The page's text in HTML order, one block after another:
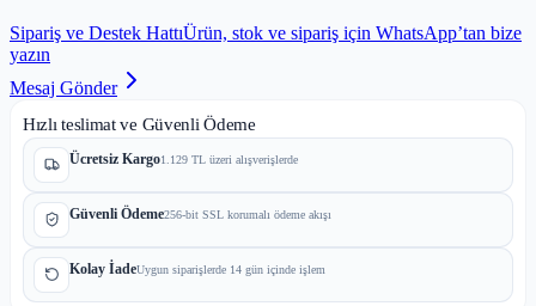
Sipariş ve Destek HattıÜrün, stok ve sipariş için WhatsApp’tan bize
yazın
Mesaj Gönder
Hızlı teslimat ve Güvenli Ödeme
Ücretsiz Kargo1.129 TL üzeri alışverişlerde
Güvenli Ödeme256-bit SSL korumalı ödeme akışı
Kolay İadeUygun siparişlerde 14 gün içinde işlem